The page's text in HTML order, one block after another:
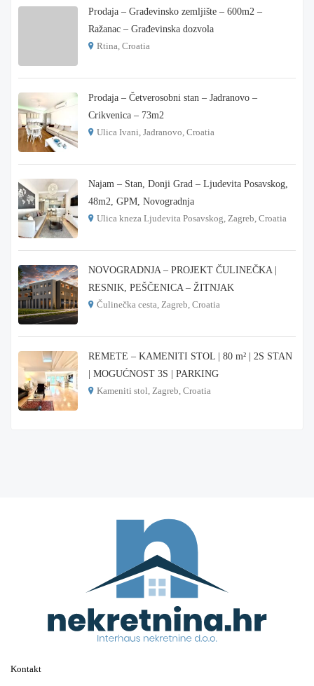
Prodaja – Građevinsko zemljište – 600m2 –
Ražanac – Građevinska dozvola
Rtina, Croatia
Prodaja – Četverosobni stan – Jadranovo –
Crikvenica – 73m2
Ulica Ivani, Jadranovo, Croatia
Najam – Stan, Donji Grad – Ljudevita Posavskog,
48m2, GPM, Novogradnja
Ulica kneza Ljudevita Posavskog, Zagreb, Croatia
NOVOGRADNJA – PROJEKT ČULINEČKA |
RESNIK, PEŠČENICA – ŽITNJAK
Čulinečka cesta, Zagreb, Croatia
REMETE – KAMENITI STOL | 80 m² | 2S STAN
| MOGUĆNOST 3S | PARKING
Kameniti stol, Zagreb, Croatia
Kontakt